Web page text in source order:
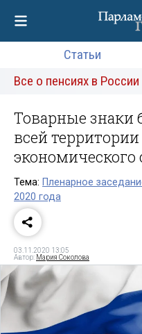
Статьи
Все о пенсиях в России
Товарные знаки
всей
экономического
Тема: Пленарное
2020 года
03.11.2020 13:05
Автор: Мария Соколова